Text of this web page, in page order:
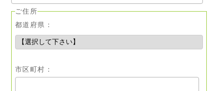
ご住所
都道府県：
市区町村：